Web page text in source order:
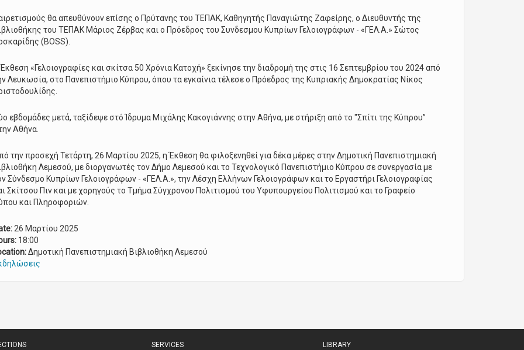
θα απευθύνουν επίσης ο Πρύτανης του ΤΕΠΑΚ, Kαθηγητής Παναγιώτης Ζαφείρης, ο Διευθυντής της
του ΤΕΠΑΚ Μάριος Ζέρβας και ο Πρόεδρος του Συνδεσμου Κυπρίων Γελοιογράφων - «ΓΕΛ.Α.» Σώτος
(BOSS).
«Γελοιογραφίες και σκίτσα 50 Χρόνια Κατοχή» ξεκίνησε την διαδρομή της στις 16 Σεπτεμβρίου του 2024 από
Λευκωσία, στο Πανεπιστήμιο Κύπρου, όπου τα εγκαίνια τέλεσε ο Πρόεδρος της Κυπριακής Δημοκρατίας Νίκος
εβδομάδες μετά, ταξίδεψε στό Ίδρυμα Μιχάλης Κακογιάννης στην Αθήνα, με στήριξη από το "Σπίτι της Κύπρου”
Αθήνα.
την προσεχή Τετάρτη, 26 Μαρτίου 2025, η Έκθεση θα φιλοξενηθεί για δέκα μέρες στην Δημοτική Πανεπιστημιακή
Λεμεσού, με διοργανωτές τον Δήμο Λεμεσού και το Τεχνολογικό Πανεπιστήμιο Κύπρου σε συνεργασία με
Σύνδεσμο Κυπρίων Γελοιογράφων - «ΓΕΛ.Α.», την Λέσχη Ελλήνων Γελοιογράφων και το Εργαστήρι Γελοιογραφίας
Σκίτσου Πιν και με χορηγούς το Τμήμα Σύγχρονου Πολιτισμού του Υφυπουργείου Πολιτισμού και το Γραφείο
και Πληροφοριών.
26 Μαρτίου 2025
18:00
Δημοτική Πανεπιστημιακή Βιβλιοθήκη Λεμεσού
SERVICES LIBRARY